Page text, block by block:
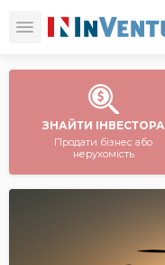
ЗНАЙТИ ІНВЕСТОРА
Продати бізнес або
нерухомість